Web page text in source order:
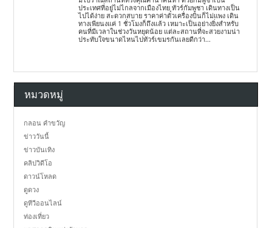
ประเทศที่อยู่ไม่ไกลจากเมืองไทย ทัวร์กัมพูชา เดินทางเป็น
ไปได้ง่าย สะดวกสบาย ราคาค่าตั๋วเครื่องบินก็ไม่แพง เดิน
ทางเพียนงแค่ 1 ชั่วโมงก็ถึงแล้ว เหมาะเป็นอย่างยิ่งสำหรับ
คนที่มีเวลาในช่วงวันหยุดน้อย แต่ละสถานที่จะสวยงามน่า
ประทับใจขนาดไหนไปทัวร์เขมรกันเลยดีกว่า...
หมวดหมู่
กลอน คำขวัญ
ข่าววันนี้
ข่าวบันเทิง
คลิปวิดีโอ
ดาวน์โหลด
ดูดวง
ดูทีวีออนไลน์
ท่องเที่ยว